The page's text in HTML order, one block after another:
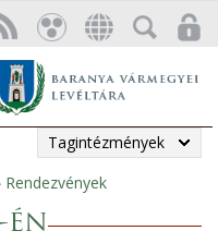
Tagintézmények
Rendezvények
én